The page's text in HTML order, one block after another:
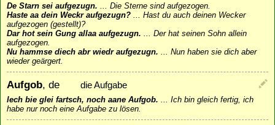
De Starn sei aufgezugn.
Die Sterne sind aufgezogen.
Haste aa dein Weckr aufgezugn?
Hast du auch deinen Wecker
aufgezogen (gestellt)?
Dar hot sein Gung allaa aufgezugn.
Der hat seinen Sohn allein
aufgezogen.
Nu hammse diech abr wiedr aufgezugn.
Nun haben sie dich aber
wieder geärgert.
Aufgob, de die Aufgabe
Iech bie glei fartsch, noch aane Aufgob.
Ich bin gleich fertig, ich
habe nur noch eine Aufgabe zu lösen.